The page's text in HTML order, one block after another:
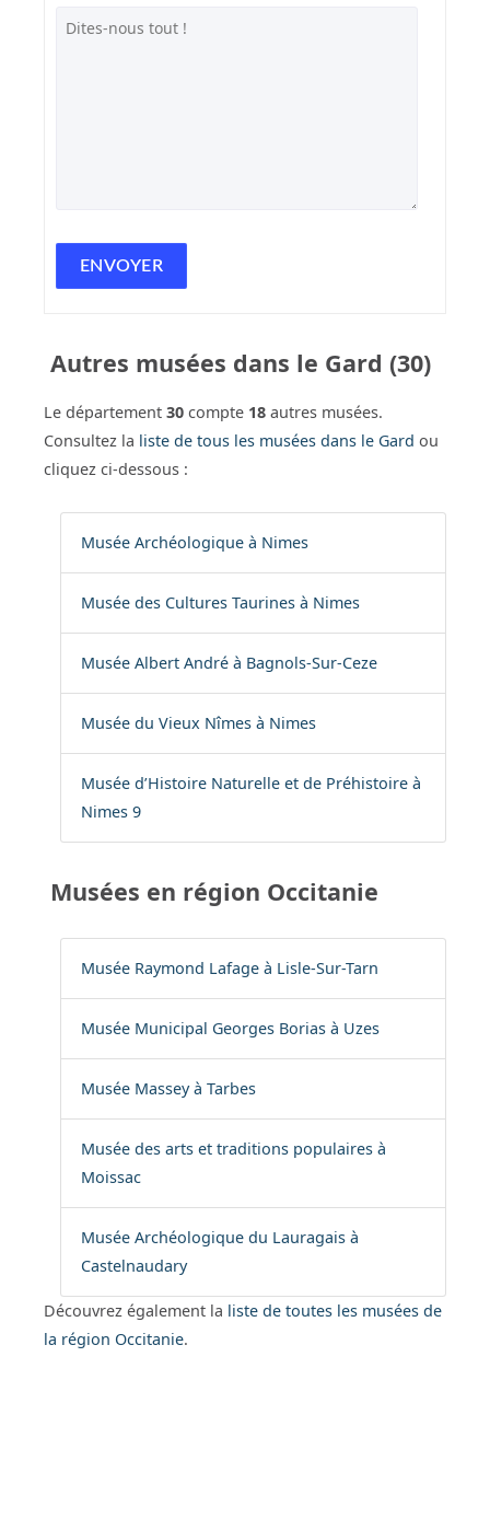
Autres musées dans le Gard (30)
Le département 30 compte 18 autres musées.
Consultez la liste de tous les musées dans le Gard ou
cliquez ci-dessous :
Musée Archéologique à Nimes
Musée des Cultures Taurines à Nimes
Musée Albert André à Bagnols-Sur-Ceze
Musée du Vieux Nîmes à Nimes
Musée d’Histoire Naturelle et de Préhistoire à
Nimes 9
Musées en région Occitanie
Musée Raymond Lafage à Lisle-Sur-Tarn
Musée Municipal Georges Borias à Uzes
Musée Massey à Tarbes
Musée des arts et traditions populaires à
Moissac
Musée Archéologique du Lauragais à
Castelnaudary
Découvrez également la liste de toutes les musées de
la région Occitanie.